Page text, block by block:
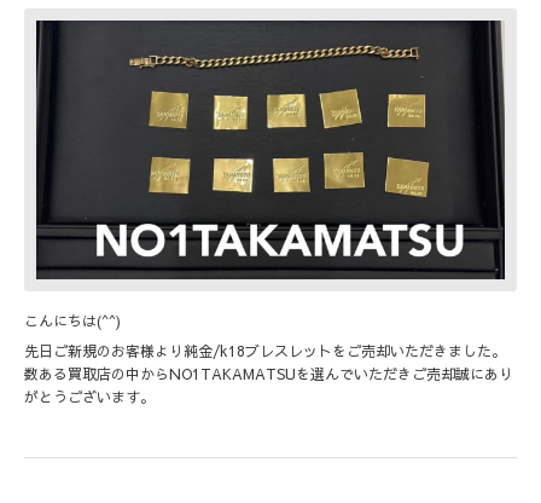
こんにちは(^^)
先日ご新規のお客様より純金/k18ブレスレットをご売却いただきました。
数ある買取店の中からNO1TAKAMATSUを選んでいただきご売却誠にあり
がとうございます。